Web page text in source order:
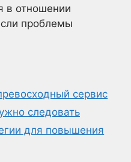
в отношении
проблемы
сервис
следовать
для повышения